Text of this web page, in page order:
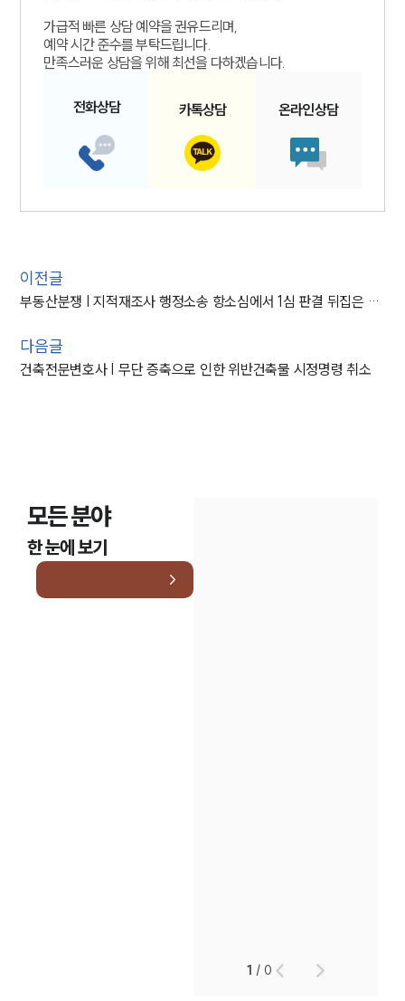
가급적 빠른 상담 예약을 권유드리며,
예약 시간 준수를 부탁드립니다.
만족스러운 상담을 위해 최선을 다하겠습니다.
전화상담 카톡상담 온라인상담
이전글
부동산분쟁 | 지적재조사 행정소송 항소심에서 1심 판결 뒤집은 사례
다음글
건축전문변호사 | 무단 증축으로 인한 위반건축물 시정명령 취소
모든 분야
한 눈에 보기
1 /0